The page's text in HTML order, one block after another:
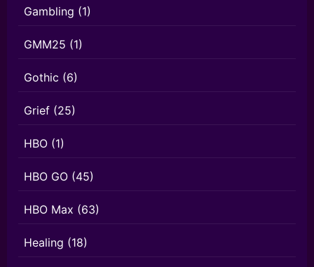
Gambling (1)
GMM25 (1)
Gothic (6)
Grief (25)
HBO (1)
HBO GO (45)
HBO Max (63)
Healing (18)